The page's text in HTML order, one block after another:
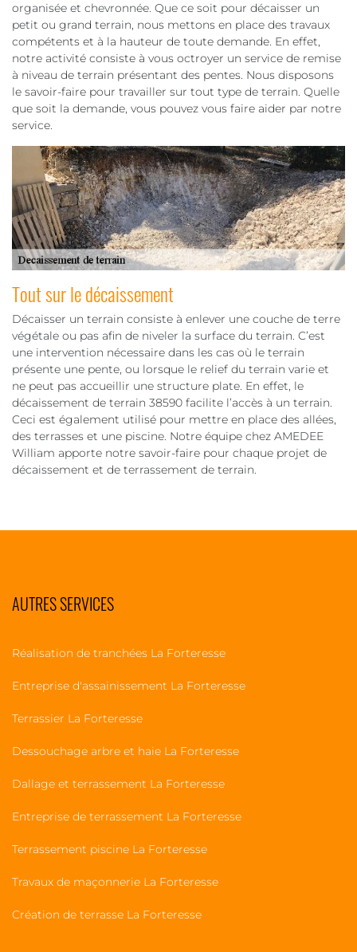
organisée et chevronnée. Que ce soit pour décaisser un
petit ou grand terrain, nous mettons en place des travaux
compétents et à la hauteur de toute demande. En effet,
notre activité consiste à vous octroyer un service de remise
à niveau de terrain présentant des pentes. Nous disposons
le savoir-faire pour travailler sur tout type de terrain. Quelle
que soit la demande, vous pouvez vous faire aider par notre
service.
Tout sur le décaissement
Décaisser un terrain consiste à enlever une couche de terre
végétale ou pas afin de niveler la surface du terrain. C’est
une intervention nécessaire dans les cas où le terrain
présente une pente, ou lorsque le relief du terrain varie et
ne peut pas accueillir une structure plate. En effet, le
décaissement de terrain 38590 facilite l’accès à un terrain.
Ceci est également utilisé pour mettre en place des allées,
des terrasses et une piscine. Notre équipe chez AMEDEE
William apporte notre savoir-faire pour chaque projet de
décaissement et de terrassement de terrain.
AUTRES SERVICES
Réalisation de tranchées La Forteresse
Entreprise d'assainissement La Forteresse
Terrassier La Forteresse
Dessouchage arbre et haie La Forteresse
Dallage et terrassement La Forteresse
Entreprise de terrassement La Forteresse
Terrassement piscine La Forteresse
Travaux de maçonnerie La Forteresse
Création de terrasse La Forteresse